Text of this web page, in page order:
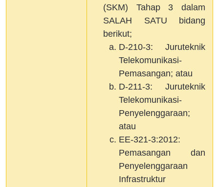
(SKM) Tahap 3 dalam
SALAH SATU bidang
berikut;
D-210-3: Juruteknik
Telekomunikasi-
Pemasangan; atau
D-211-3: Juruteknik
Telekomunikasi-
Penyelenggaraan;
atau
EE-321-3:2012:
Pemasangan dan
Penyelenggaraan
Infrastruktur